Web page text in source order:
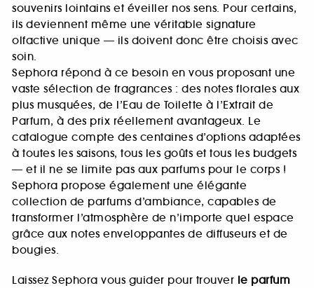
souvenirs lointains et éveiller nos sens. Pour certains,
ils deviennent même une véritable signature
olfactive unique — ils doivent donc être choisis avec
soin.
Sephora répond à ce besoin en vous proposant une
vaste sélection de fragrances : des notes florales aux
plus musquées, de l’Eau de Toilette à l’Extrait de
Parfum, à des prix réellement avantageux. Le
catalogue compte des centaines d’options adaptées
à toutes les saisons, tous les goûts et tous les budgets
— et il ne se limite pas aux parfums pour le corps !
Sephora propose également une élégante
collection de parfums d’ambiance, capables de
transformer l’atmosphère de n’importe quel espace
grâce aux notes enveloppantes de diffuseurs et de
bougies.
Laissez Sephora vous guider pour trouver le parfum